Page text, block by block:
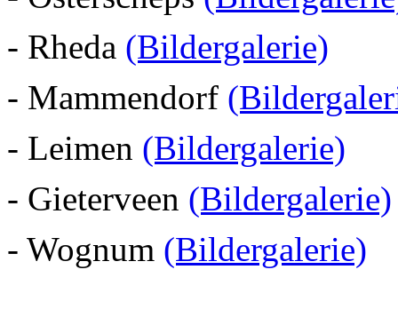
- Rheda (Bildergalerie)
- Mammendorf
- Leimen (Bildergalerie)
- Gieterveen (Bildergalerie)
- Wognum (Bildergalerie)